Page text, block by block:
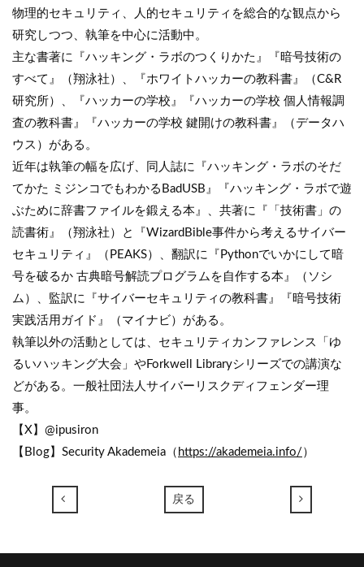
物理的セキュリティ、人的セキュリティを総合的な観点から
研究しつつ、執筆を中心に活動中。
主な書著に『ハッキング・ラボのつくりかた』『暗号技術の
すべて』（翔泳社）、『ホワイトハッカーの教科書』（C&R
研究所）、『ハッカーの学校』『ハッカーの学校 個人情報調
査の教科書』『ハッカーの学校 鍵開けの教科書』（データハ
ウス）がある。
近年は執筆の幅を広げ、同人誌に『ハッキング・ラボのそだ
てかた ミジンコでもわかるBadUSB』『ハッキング・ラボで遊
ぶために辞書ファイルを鍛える本』、共著に『「技術書」の
読書術』（翔泳社）と『WizardBible事件から考えるサイバー
セキュリティ』（PEAKS）、翻訳に『Pythonでいかにして暗
号を破るか 古典暗号解読プログラムを自作する本』（ソシ
ム）、監訳に『サイバーセキュリティの教科書』『暗号技術
実践活用ガイド』（マイナビ）がある。
執筆以外の活動としては、セキュリティカンファレンス「ゆ
るいハッキング大会」やForkwell Libraryシリーズでの講演な
どがある。一般社団法人サイバーリスクディフェンダー理
事。
【X】@ipusiron
【Blog】Security Akademeia（ https://akademeia.info/ ）
戻る →